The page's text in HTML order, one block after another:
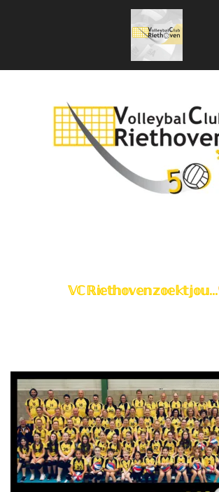
𝕍ℂ ℝ𝕚𝕖𝕥𝕙𝕠𝕧𝕖𝕟 𝕫𝕠𝕖𝕜𝕥 𝕛𝕠𝕦…